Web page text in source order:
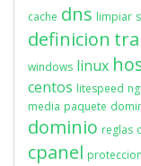
cache dns limpiar
definicion
windows linux
centos litespeed
media paquete
dominio reglas
cpanel proteccion